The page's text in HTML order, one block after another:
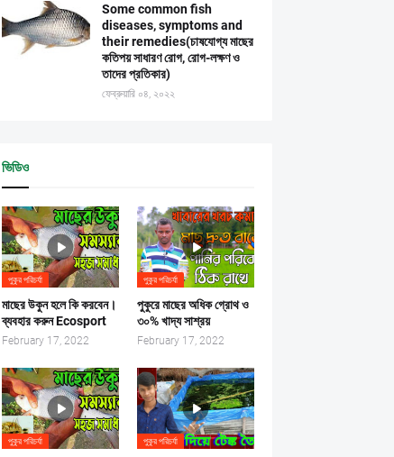
Some common fish
diseases, symptoms and
their remedies(চাষযোগ্য মাছের
কতিপয় সাধারণ রোগ, রোগ-লক্ষণ ও
তাদের প্রতিকার)
ফেব্রুয়ারি ০৪, ২০২২
ভিডিও
পুকুর পরিচর্যা
মাছের উকুন হলে কি করবেন।
ব্যবহার করুন Ecosport
February 17, 2022
পুকুর পরিচর্যা
পুকুরে মাছের অধিক গ্রোথ ও
৩০% খাদ্য সাশ্রয়
February 17, 2022
পুকুর পরিচর্যা পুকুর পরিচর্যা